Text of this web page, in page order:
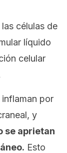
células de
líquido
celular
inflaman por
y
se aprietan
Esto